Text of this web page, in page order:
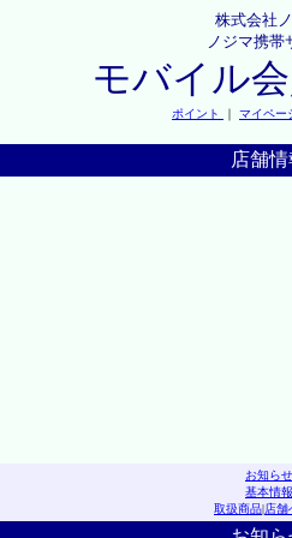
株式会社
ノジマ携帯
モバイル
ポイント ｜ マイペー
店舗情
お知らせ
基本情報
取扱商品|店舗